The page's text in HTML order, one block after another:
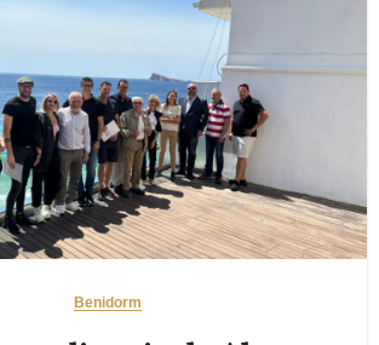
Benidorm